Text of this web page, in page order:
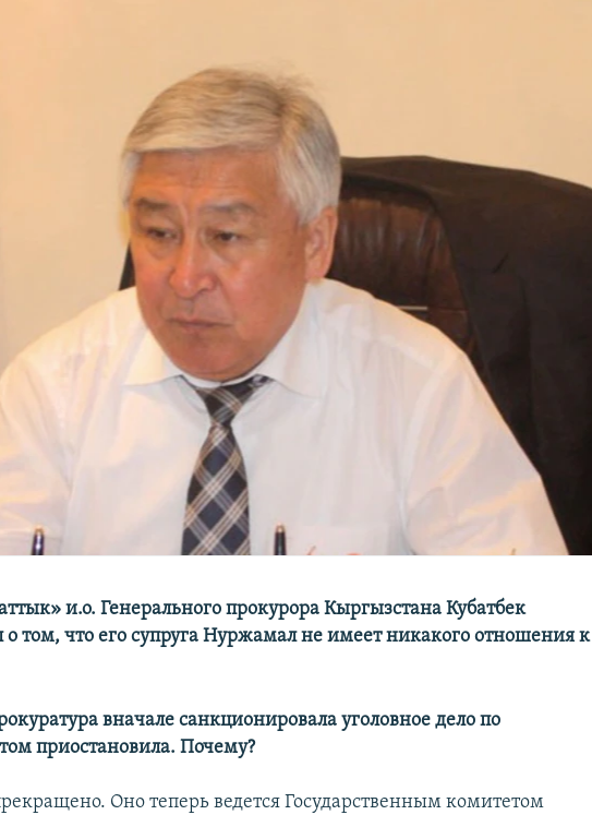
и.о. Генерального прокурора Кыргызстана Кубатбек
о том, что его супруга Нуржамал не имеет никакого отношения к
вначале санкционировала уголовное дело по
приостановила. Почему?
Оно теперь ведется Государственным комитетом